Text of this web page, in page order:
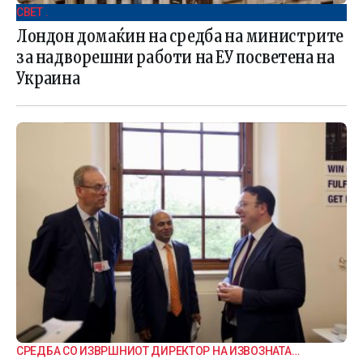
СВЕТ .
Лондон домаќин на средба на министрите
за надворешни работи на ЕУ посветена на
Украина
СРЕДБА СО ИЗВРШНИОТ ДИРЕКТОР НА ИЗВОЗНАТА